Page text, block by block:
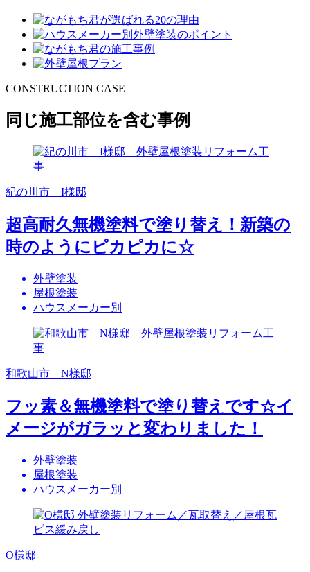
CONSTRUCTION CASE
同じ施工部位を含む事例
紀の川市 I様邸
超高耐久無機塗料で塗り替え！新築の
時のようにピカピカに☆
外壁塗装
屋根塗装
ハウスメーカー別
和歌山市 N様邸
フッ素＆無機塗料で塗り替えです☆イ
メージがガラッと変わりました！
外壁塗装
屋根塗装
ハウスメーカー別
O様邸